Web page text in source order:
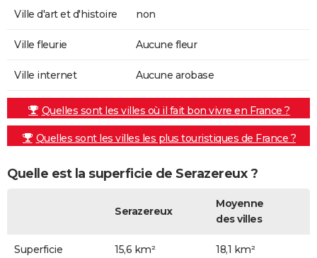
Ville d'art et d'histoire non
Ville fleurie Aucune fleur
Ville internet Aucune arobase
Quelles sont les villes où il fait bon vivre en France ?
Quelles sont les villes les plus touristiques de France ?
Quelle est la superficie de Serazereux ?
Serazereux
Moyenne
des villes
Superficie
15,6 km² 18,1 km²